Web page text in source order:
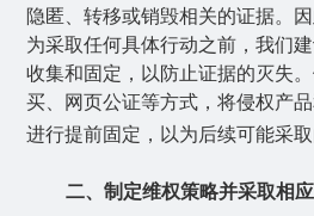
隐匿、转移或销毁相关的证据。
为采取任何具体行动之前，我们
收集和固定，以防止证据的灭失
买、网页公证等方式，将侵权产
进行提前固定，以为后续可能采取
二、制定维权策略并采取相